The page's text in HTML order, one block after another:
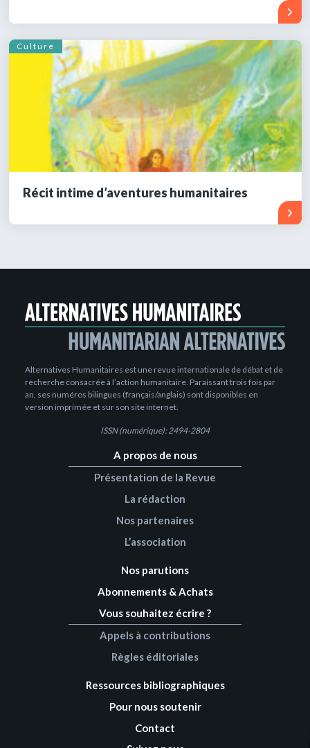
Culture
Récit intime d’aventures humanitaires
Alternatives Humanitaires est une revue internationale de débat et de
recherche consacrée à l’action humanitaire. Paraissant trois fois par
an, ses numéros bilingues (français/anglais) sont disponibles en
version imprimée et sur son site internet.
ISSN (numérique): 2494-2804
A propos de nous
Présentation de la Revue
La rédaction
Nos partenaires
L’association
Nos parutions
Abonnements & Achats
Vous souhaitez écrire ?
Appels à contributions
Règles éditoriales
Ressources bibliographiques
Pour nous soutenir
Contact